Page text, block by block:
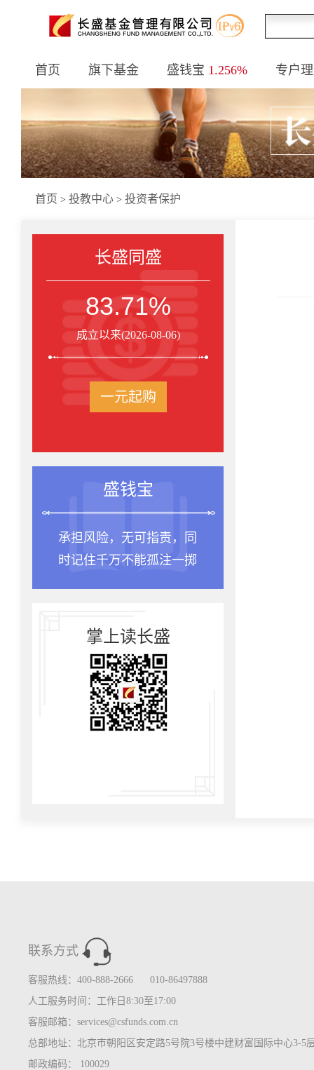
首页 旗下基金 盛钱宝 1.256% 专户
首页 > 投教中心 > 投资者保护
长盛同盛
83.71%
成立以来(2026-08-06)
一元起购
盛钱宝
承担风险，无可指责，同
时记住千万不能孤注一掷
掌上读长盛
联系方式
客服热线：400-888-2666 010-86497888
人工服务时间：工作日8:30至17:00
客服邮箱：services@csfunds.com.cn
总部地址：北京市朝阳区安定路5号院3号楼中建财富国际中心3-5
邮政编码： 100029